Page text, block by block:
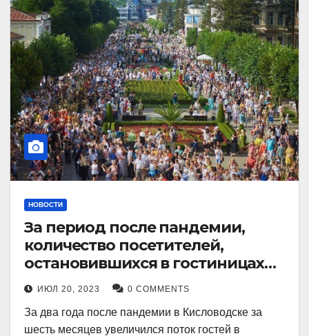
НОВОСТИ
За период после пандемии,
количество посетителей,
остановившихся в гостиницах
Кисловодска, выросло в 2,5 раза.
ИЮЛ 20, 2023 0 COMMENTS
За два года после пандемии в Кисловодске за
шесть месяцев увеличился поток гостей в